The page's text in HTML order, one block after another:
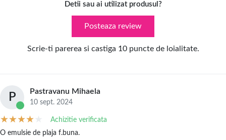
Detii sau ai utilizat produsul?
Posteaza review
Scrie-ti parerea si castiga 10 puncte de loialitate.
P Pastravanu Mihaela
10 sept. 2024
Achizitie verificata
O emulsie de plaja f.buna.